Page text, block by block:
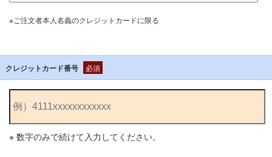
※ご注文者本人名義のクレジットカードに限る
クレジットカード番号 必須
※ 数字のみで続けて入力してください。